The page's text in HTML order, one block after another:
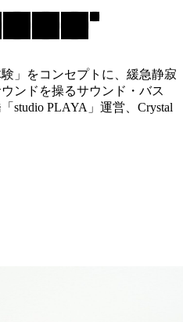
」をコンセプトに、緩急静寂
ンドを操るサウンド・バス
studio PLAYA」運営、Crystal